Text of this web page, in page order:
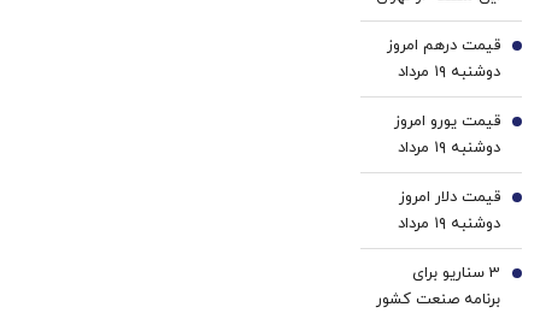
قیمت درهم امروز
دوشنبه ۱۹ مرداد
۱۴۰۵/ افزایش
قیمت درهم
2
قیمت یورو امروز
دوشنبه ۱۹ مرداد
۱۴۰۵/ کاهش
قیمت یورو
3
قیمت دلار امروز
دوشنبه ۱۹ مرداد
۱۴۰۵/ افزایش
قیمت دلار
4
3 سناریو برای
برنامه صنعت کشور
5